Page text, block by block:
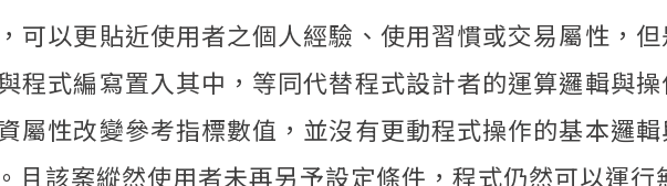
可以更貼近使用者之個人經驗、使用習慣或交易屬性，
程式編寫置入其中，等同代替程式設計者的運算邏輯與
屬性改變參考指標數值，並沒有更動程式操作的基本邏
該案縱然使用者未再另予設定條件，程式仍然可以運行